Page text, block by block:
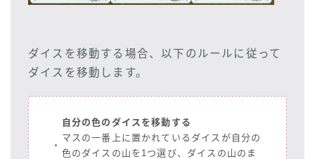
ダイスを移動する場合、以下のルールに従って
ダイスを移動します。
・
自分の色のダイスを移動する
マスの一番上に置かれているダイスが自分の
色のダイスの山を1つ選び、ダイスの山のま